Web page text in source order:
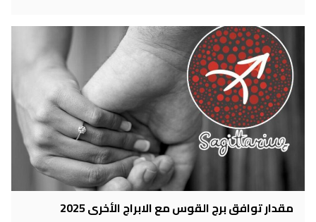
مقدار توافق برج القوس مع الابراج الأخرى 2025